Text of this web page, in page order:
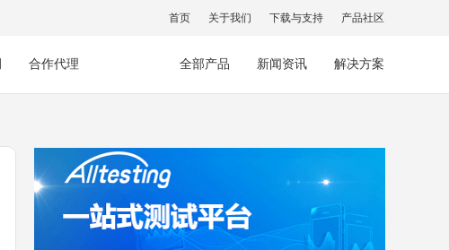
首页 关于我们 下载与支持 产品社区
合作代理 全部产品 新闻资讯 解决方案